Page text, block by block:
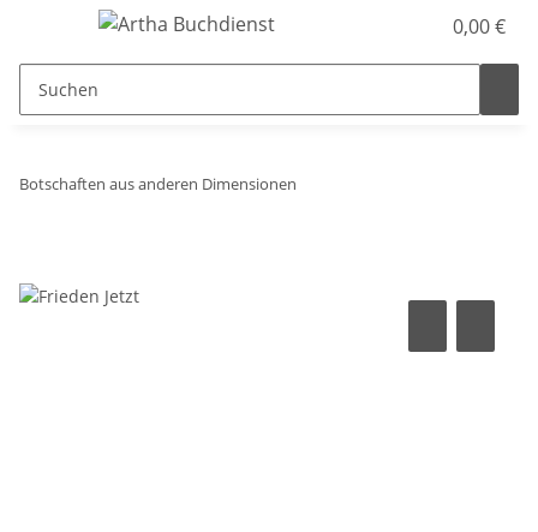
0,00 €
Botschaften aus anderen Dimensionen